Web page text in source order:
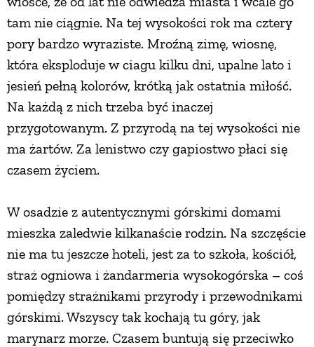
tam nie ciągnie. Na tej wysokości rok ma cztery
pory bardzo wyraziste. Mroźną zimę, wiosnę,
która eksploduje w ciagu kilku dni, upalne lato i
jesień pełną kolorów, krótką jak ostatnia miłość.
Na każdą z nich trzeba być inaczej
przygotowanym. Z przyrodą na tej wysokości nie
ma żartów. Za lenistwo czy gapiostwo płaci się
czasem życiem.
W osadzie z autentycznymi górskimi domami
mieszka zaledwie kilkanaście rodzin. Na szczęście
nie ma tu jeszcze hoteli, jest za to szkoła, kościół,
straż ogniowa i żandarmeria wysokogórska – coś
pomiędzy strażnikami przyrody i przewodnikami
górskimi. Wszyscy tak kochają tu góry, jak
marynarz morze. Czasem buntują się przeciwko